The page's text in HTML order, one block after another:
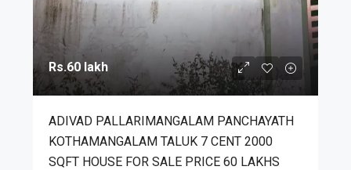
Rs.60 lakh
ADIVAD PALLARIMANGALAM PANCHAYATH
KOTHAMANGALAM TALUK 7 CENT 2000
SQFT HOUSE FOR SALE PRICE 60 LAKHS